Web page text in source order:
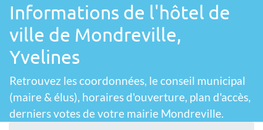
Informations de l'hôtel de
ville de Mondreville,
Yvelines
Retrouvez les coordonnées, le conseil municipal
(maire & élus), horaires d'ouverture, plan d'accès,
derniers votes de votre mairie Mondreville.